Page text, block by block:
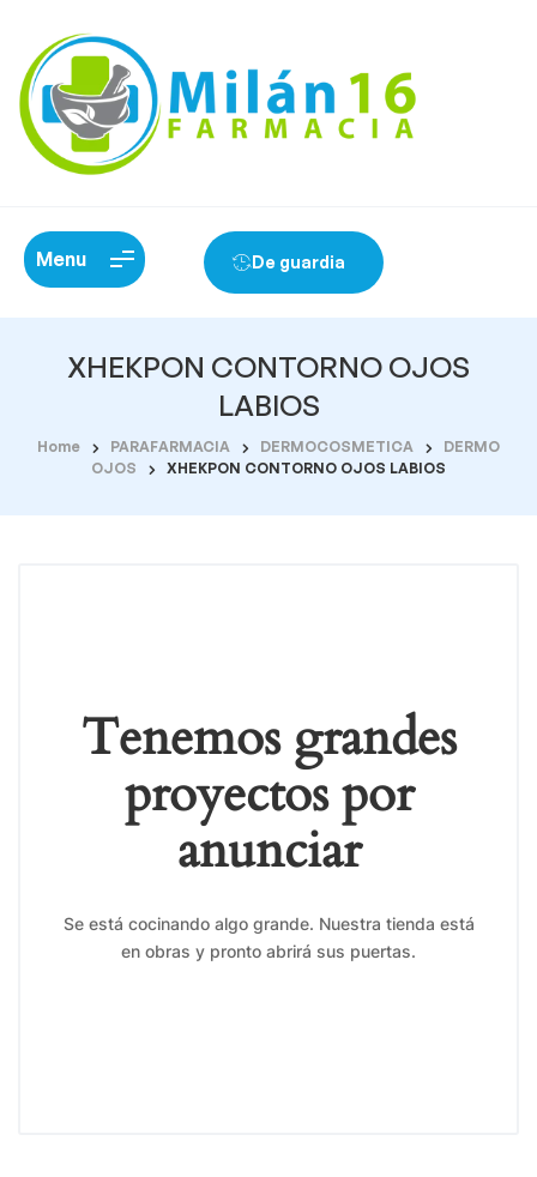
Menu De guardia
XHEKPON CONTORNO OJOS
LABIOS
Home PARAFARMACIA DERMOCOSMETICA
DERMO
OJOS
XHEKPON CONTORNO OJOS LABIOS
Tenemos grandes
proyectos por
anunciar
Se está cocinando algo grande. Nuestra tienda está
en obras y pronto abrirá sus puertas.